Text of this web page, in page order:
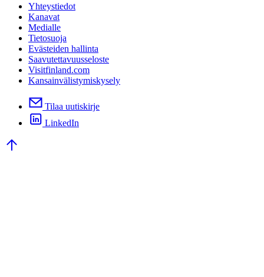
Yhteystiedot
Kanavat
Medialle
Tietosuoja
Evästeiden hallinta
Saavutettavuusseloste
Visitfinland.com
Kansainvälistymiskysely
Tilaa uutiskirje
LinkedIn